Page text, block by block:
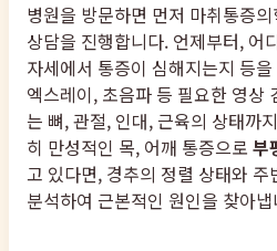
병원을 방문하면 먼저 마취통증
상담을 진행합니다. 언제부터, 어
자세에서 통증이 심해지는지 등
엑스레이, 초음파 등 필요한 영상
는 뼈, 관절, 인대, 근육의 상태까
히 만성적인 목, 어깨 통증으로 부
고 있다면, 경추의 정렬 상태와
분석하여 근본적인 원인을 찾아